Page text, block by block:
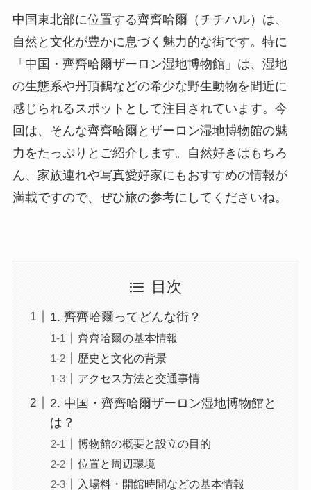
中国東北部に位置する齊齊哈爾（チチハル）は、
自然と文化が豊かに息づく魅力的な街です。特に
「中国・齊齊哈爾ザーロン湿地博物館」は、湿地
の生態系や丹頂鶴などの希少な野生動物を間近に
感じられるスポットとして注目されています。今
回は、そんな齊齊哈爾とザーロン湿地博物館の魅
力をたっぷりとご紹介します。自然好きはもちろ
ん、家族連れや写真愛好家にもおすすめの情報が
満載ですので、ぜひ旅の参考にしてくださいね。
目次
1. 齊齊哈爾ってどんな街？
齊齊哈爾の基本情報
歴史と文化の背景
アクセス方法と交通事情
2. 中国・齊齊哈爾ザーロン湿地博物館と
は？
博物館の概要と設立の目的
位置と周辺環境
入場料・開館時間などの基本情報